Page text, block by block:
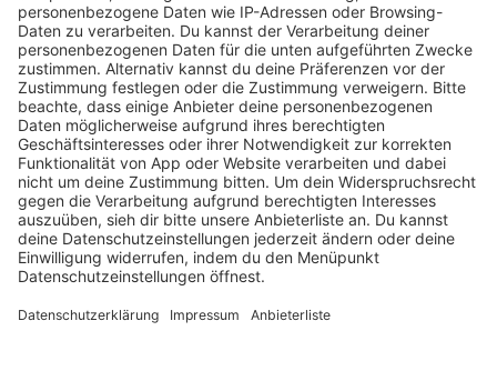
HOME
RADIOS
barba radio
Lagerfeuer
Füße hoch
Schmusekatze
Song Contest
Mädelsabend